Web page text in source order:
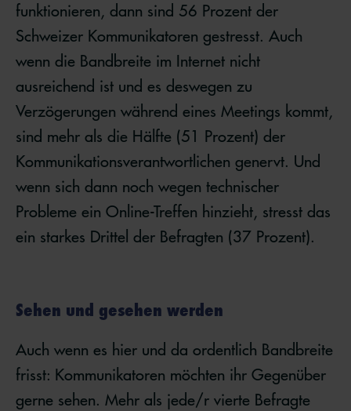
funktionieren, dann sind 56 Prozent der
Schweizer Kommunikatoren gestresst. Auch
wenn die Bandbreite im Internet nicht
ausreichend ist und es deswegen zu
Verzögerungen während eines Meetings kommt,
sind mehr als die Hälfte (51 Prozent) der
Kommunikationsverantwortlichen genervt. Und
wenn sich dann noch wegen technischer
Probleme ein Online-Treffen hinzieht, stresst das
ein starkes Drittel der Befragten (37 Prozent).
Sehen und gesehen werden
Auch wenn es hier und da ordentlich Bandbreite
frisst: Kommunikatoren möchten ihr Gegenüber
gerne sehen. Mehr als jede/r vierte Befragte